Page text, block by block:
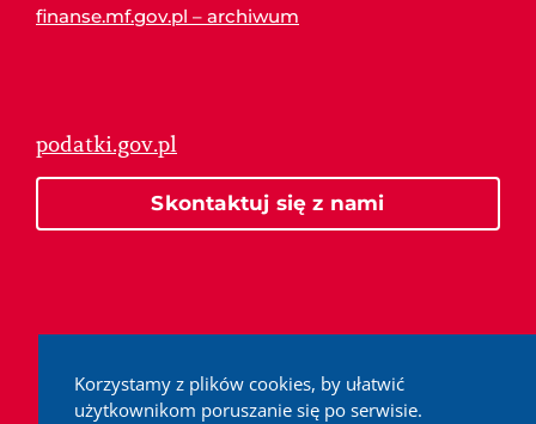
Korzystamy z plików cookies, by ułatwić
użytkownikom poruszanie się po serwisie.
finanse.mf.gov.pl – archiwum
podatki.gov.pl
Skontaktuj się z nami